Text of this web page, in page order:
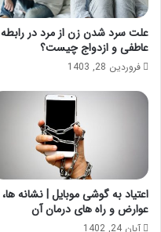
علت سرد شدن زن از مرد در رابطه
عاطفی و ازدواج چیست؟
فروردین 28, 1403
اعتیاد به گوشی موبایل | نشانه ها،
عوارض و راه های درمان آن
آبان 24, 1402